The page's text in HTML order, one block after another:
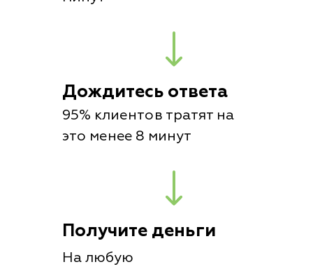
Дождитесь ответа
95% клиентов тратят на
это менее 8 минут
Получите деньги
На любую